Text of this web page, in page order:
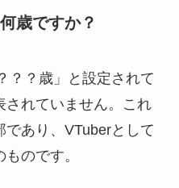
歳ですか？
？？歳」と設定されて
されていません。これ
あり、VTuberとして
のです。